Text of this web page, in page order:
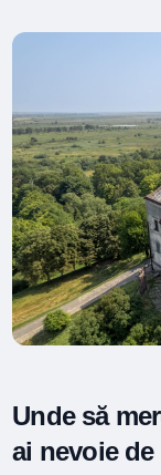
Unde să
ai nevoie